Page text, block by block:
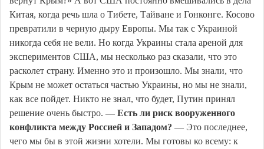
Китая, когда речь шла о Тибете, Тайване и Гонконге. Косово
превратили в черную дыру Европы. Мы так с Украиной
никогда себя не вели. Но когда Украины стала ареной для
экспериментов США, мы несколько раз сказали, что это
расколет страну. Именно это и произошло. Мы знали, что
Крым не может остаться частью Украины, но мы не знали,
как все пойдет. Никто не знал, что будет, Путин принял
решение очень быстро. — Есть ли риск вооруженного
конфликта между Россией и Западом? — Это последнее,
чего мы бы в этой жизни хотели. Мы готовы ко всему: к